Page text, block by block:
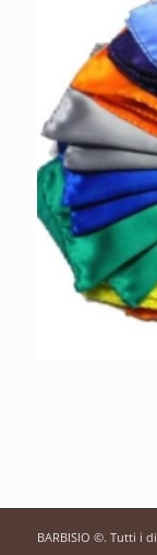
BARBISIO ©. Tutti i